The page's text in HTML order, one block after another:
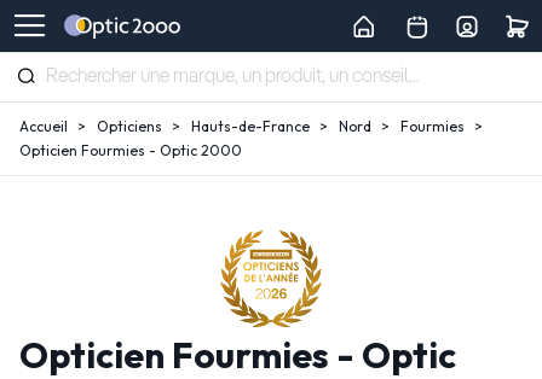
Accueil Opticiens Hauts-de-France Nord
Fourmies
Opticien Fourmies - Optic 2000
Opticien Fourmies - Optic